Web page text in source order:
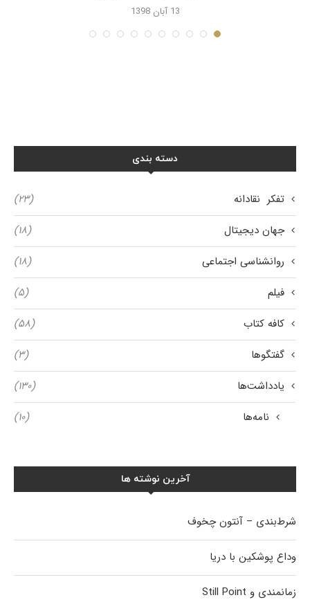
13 آبان 1398
دسته بندی
تفکر نقادانه
(۲۳)
جهان دیجیتال
(۱۸)
روانشناسی اجتماعی
(۱۸)
فیلم
(۵)
کافه کتاب
(۵۸)
گفتگوها
(۳)
یادداشت‌ها
(۱۳۰)
نامه‌ها
(۱۰)
آخرین نوشته ها
شرط‌بندی – آنتون چخوف
وداع پوشکین با دریا
زمانمندی و Still Point